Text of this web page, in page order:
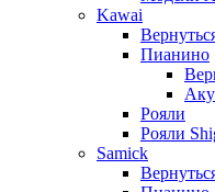
Kawai
Пианино
Рояли
Рояли
Samick